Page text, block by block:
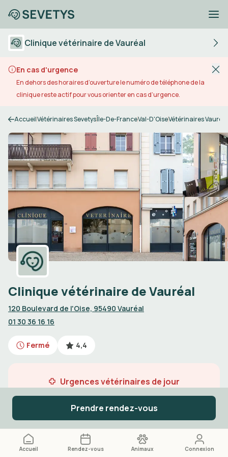
Accueil Rendez-vous Animaux Connexion
Clinique vétérinaire de Vauréal
En cas d'urgence
En dehors des horaires d’ouverture le numéro de téléphone de la
clinique reste actif pour vous orienter en cas d’urgence.
AccueilVétérinaires SevetysÎle-De-FranceVal-D'OiseVétérinaires Vauréal
Clinique vétérinaire de Vauréal
120 Boulevard de l'Oise, 95490 Vauréal
01 30 36 16 16
Fermé 4,4
Urgences vétérinaires de jour
Prendre rendez-vous